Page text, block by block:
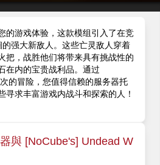
的游戏体验，这款模组引入了在竞
强大新敌人。这些亡灵敌人穿着
把，战胜他们将带来具有挑战性的
在内的宝贵战利品。通过
的冒险，您值得信赖的服务器托
寻求丰富游戏内战斗和探索的人！
與 [NoCube's] Undead W